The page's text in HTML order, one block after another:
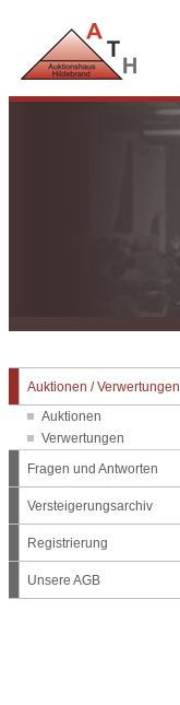
Auktionen / Verwertungen
Auktionen
Verwertungen
Fragen und Antworten
Versteigerungsarchiv
Registrierung
Unsere AGB